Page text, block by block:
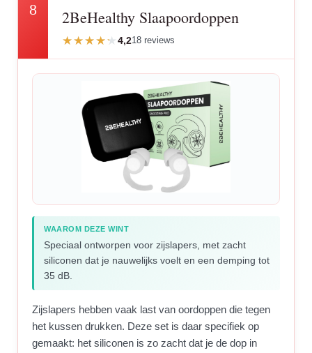
8 2BeHealthy Slaapoordoppen
4,218 reviews
WAAROM DEZE WINT
Speciaal ontworpen voor zijslapers, met zacht
siliconen dat je nauwelijks voelt en een demping tot
35 dB.
Zijslapers hebben vaak last van oordoppen die tegen
het kussen drukken. Deze set is daar specifiek op
gemaakt: het siliconen is zo zacht dat je de dop in